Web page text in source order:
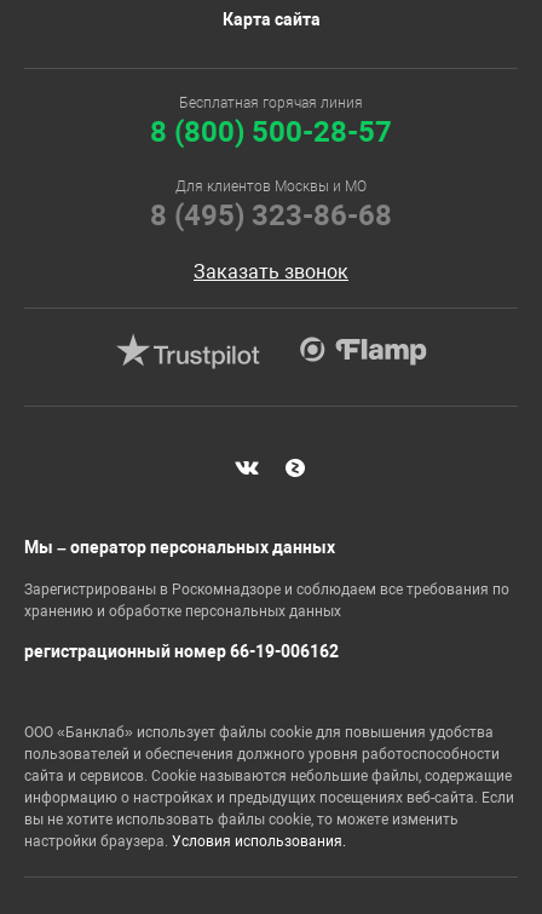
Карта сайта
Бесплатная горячая линия
8 (800) 500-28-57
Для клиентов Москвы и МО
8 (495) 323-86-68
Заказать звонок
Мы – оператор персональных данных
Зарегистрированы в Роскомнадзоре и соблюдаем все требования по
хранению и обработке персональных данных
регистрационный номер 66-19-006162
ООО «Банклаб» использует файлы cookie для повышения удобства
пользователей и обеспечения должного уровня работоспособности
сайта и сервисов. Cookie называются небольшие файлы, содержащие
информацию о настройках и предыдущих посещениях веб-сайта. Если
вы не хотите использовать файлы cookie, то можете изменить
настройки браузера. Условия использования.